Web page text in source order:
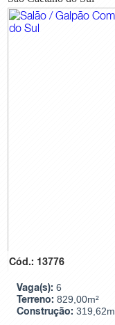
Cód.: 13776
Vaga(s): 6
Terreno: 829,00m²
Construção: